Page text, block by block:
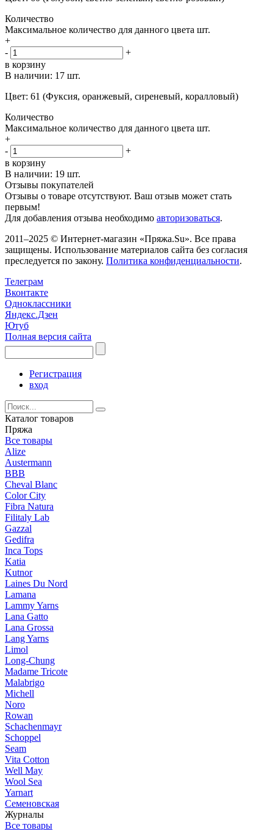
Количество
Максимальное количество для данного цвета шт.
+
-
+
в корзину
В наличии: 17 шт.
Цвет: 61 (Фуксия, оранжевый, сиреневый, коралловый)
Количество
Максимальное количество для данного цвета шт.
+
-
+
в корзину
В наличии: 19 шт.
Отзывы покупателей
Отзывы о товаре отсутствуют. Ваш отзыв может стать
первым!
Для добавления отзыва необходимо авторизоваться.
2011–2025 © Интернет-магазин «Пряжа.Su». Все права
защищены. Использование материалов сайта без согласия
преследуется по закону. Политика конфиденциальности.
Телеграм
Вконтакте
Одноклассники
Яндекс.Дзен
Ютуб
Полная версия сайта
Регистрация
вход
Каталог товаров
Пряжа
Все товары
Alize
Austermann
BBB
Cheval Blanc
Color City
Fibra Natura
Filitaly Lab
Gazzal
Gedifra
Inca Tops
Katia
Kutnor
Laines Du Nord
Lamana
Lammy Yarns
Lana Gatto
Lana Grossa
Lang Yarns
Limol
Long-Chung
Madame Tricote
Malabrigo
Michell
Noro
Rowan
Schachenmayr
Schoppel
Seam
Vita Cotton
Well May
Wool Sea
Yarnart
Семеновская
Журналы
Все товары